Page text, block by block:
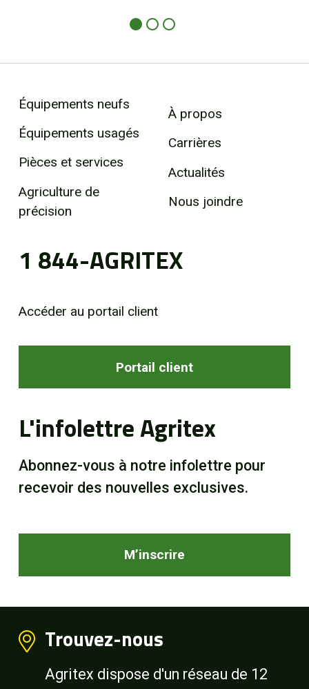
Équipements neufs
Équipements usagés
Pièces et services
Agriculture de
précision
À propos
Carrières
Actualités
Nous joindre
1 844-AGRITEX
Accéder au portail client
Portail client
L'infolettre Agritex
Abonnez-vous à notre infolettre pour
recevoir des nouvelles exclusives.
M’inscrire
Trouvez-nous
Agritex dispose d'un réseau de 12